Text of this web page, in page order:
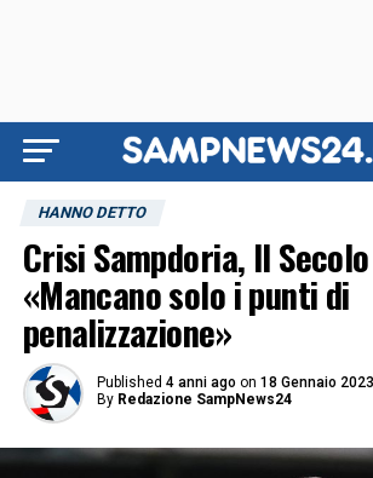
HANNO DETTO
Crisi Sampdoria, Il
«Mancano solo i punti di
penalizzazione»
Published 4 anni ago on 18 Gennaio 2023
By Redazione SampNews24